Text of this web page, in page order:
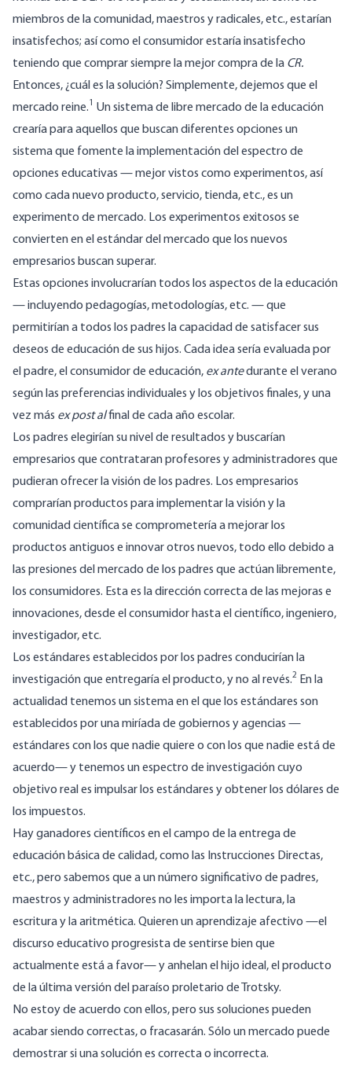
miembros de la comunidad, maestros y radicales, etc., estarían
insatisfechos; así como el consumidor estaría insatisfecho
teniendo que comprar siempre la mejor compra de la CR.
Entonces, ¿cuál es la solución? Simplemente, dejemos que el
mercado reine.1 Un sistema de libre mercado de la educación
crearía para aquellos que buscan diferentes opciones un
sistema que fomente la implementación del espectro de
opciones educativas — mejor vistos como experimentos, así
como cada nuevo producto, servicio, tienda, etc., es un
experimento de mercado. Los experimentos exitosos se
convierten en el estándar del mercado que los nuevos
empresarios buscan superar.
Estas opciones involucrarían todos los aspectos de la educación
— incluyendo pedagogías, metodologías, etc. — que
permitirían a todos los padres la capacidad de satisfacer sus
deseos de educación de sus hijos. Cada idea sería evaluada por
el padre, el consumidor de educación, ex antedurante el verano
según las preferencias individuales y los objetivos finales, y una
vez más ex post alfinal de cada año escolar.
Los padres elegirían su nivel de resultados y buscarían
empresarios que contrataran profesores y administradores que
pudieran ofrecer la visión de los padres. Los empresarios
comprarían productos para implementar la visión y la
comunidad científica se comprometería a mejorar los
productos antiguos e innovar otros nuevos, todo ello debido a
las presiones del mercado de los padres que actúan libremente,
los consumidores. Esta es la dirección correcta de las mejoras e
innovaciones, desde el consumidor hasta el científico, ingeniero,
investigador, etc.
Los estándares establecidos por los padres conducirían la
investigación que entregaría el producto, y no al revés.2 En la
actualidad tenemos un sistema en el que los estándares son
establecidos por una miríada de gobiernos y agencias —
estándares con los que nadie quiere o con los que nadie está de
acuerdo— y tenemos un espectro de investigación cuyo
objetivo real es impulsar los estándares y obtener los dólares de
los impuestos.
Hay ganadores científicos en el campo de la entrega de
educación básica de calidad, como las Instrucciones Directas,
etc., pero sabemos que a un número significativo de padres,
maestros y administradores no les importa la lectura, la
escritura y la aritmética. Quieren un aprendizaje afectivo —el
discurso educativo progresista de sentirse bien que
actualmente está a favor— y anhelan el hijo ideal, el producto
de la última versión del paraíso proletario de Trotsky.
No estoy de acuerdo con ellos, pero sus soluciones pueden
acabar siendo correctas, o fracasarán. Sólo un mercado puede
demostrar si una solución es correcta o incorrecta.